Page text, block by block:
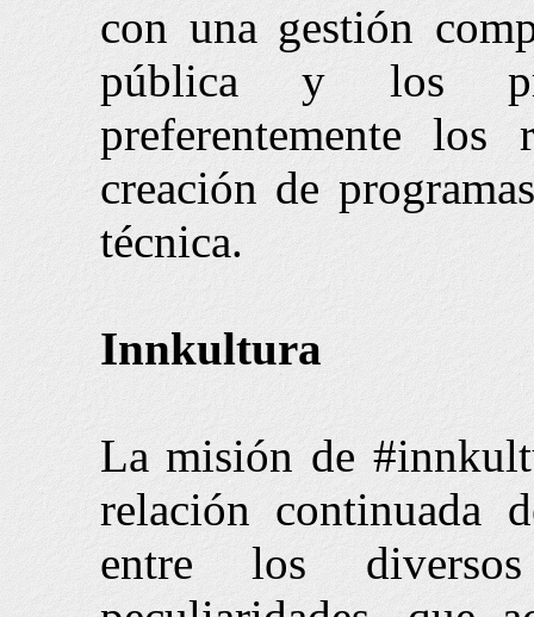
con una gestión
pública y los
preferentemente los
creación de
técnica.
Innkultura
La misión de
relación continuada
entre los